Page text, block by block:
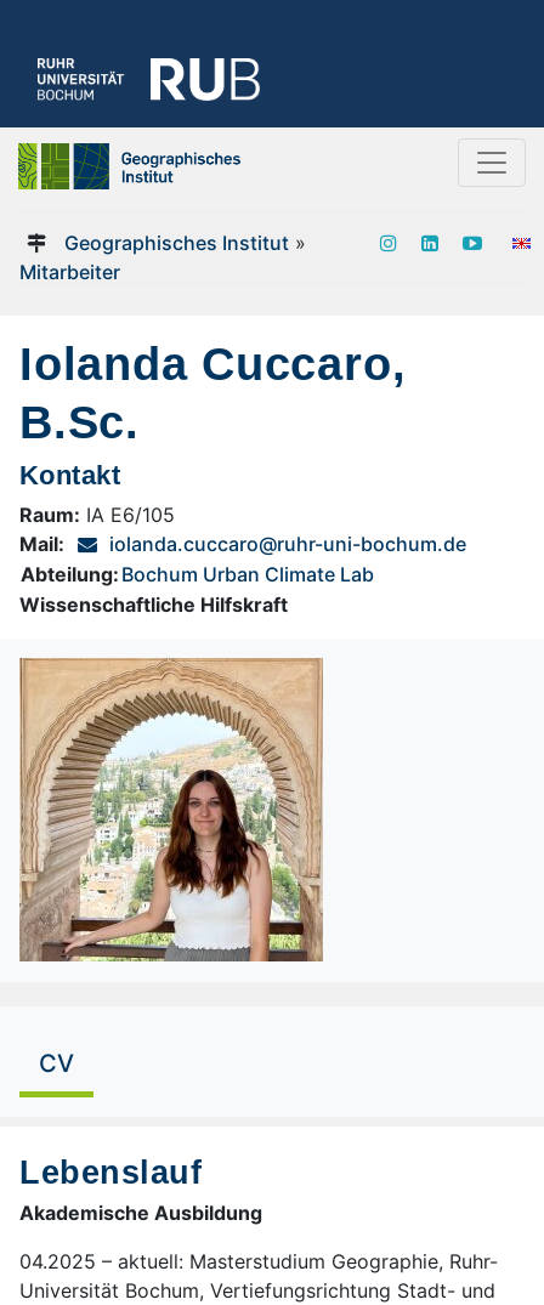
Geographisches Institut»
Mitarbeiter
Iolanda Cuccaro,
B.Sc.
Kontakt
Raum: IA E6/105
Mail:
iolanda.cuccaro@ruhr-uni-bochum.de
Abteilung: Bochum Urban Climate Lab
Wissenschaftliche Hilfskraft
CV
Lebenslauf
Akademische Ausbildung
04.2025 – aktuell: Masterstudium Geographie, Ruhr-
Universität Bochum, Vertiefungsrichtung Stadt- und